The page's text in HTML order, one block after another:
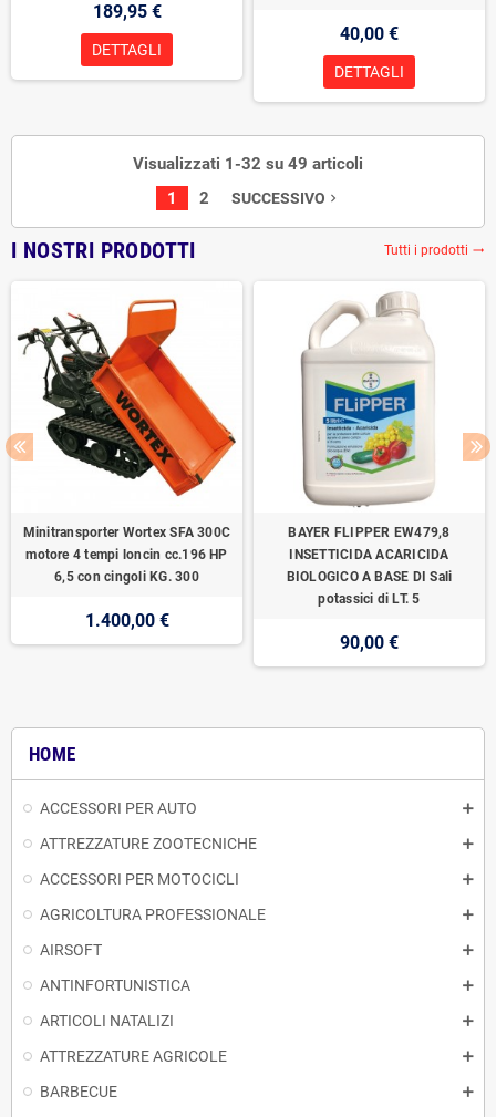
HOME
ACCESSORI PER AUTO
ATTREZZATURE ZOOTECNICHE
ACCESSORI PER MOTOCICLI
AGRICOLTURA PROFESSIONALE
AIRSOFT
ANTINFORTUNISTICA
ARTICOLI NATALIZI
ATTREZZATURE AGRICOLE
BARBECUE
189,95 €
DETTAGLI
40,00 €
DETTAGLI
Visualizzati 1-32 su 49 articoli
1
2 SUCCESSIVO navigate_next
I NOSTRI PRODOTTI Tutti i prodotti trending_flat
Minitransporter Wortex SFA 300C
motore 4 tempi loncin cc.196 HP
6,5 con cingoli KG. 300
1.400,00 €
BAYER FLIPPER EW479,8
INSETTICIDA ACARICIDA
BIOLOGICO A BASE DI Sali
potassici di LT. 5
90,00 €